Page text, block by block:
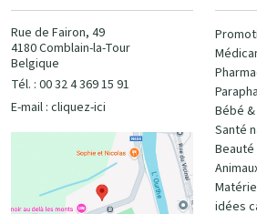
Rue de Fairon, 49
4180 Comblain-la-Tour
Belgique
Tél. : 00 32 4 369 15 91
E-mail : cliquez-ici
Bébé
Santé
Beauté
idées